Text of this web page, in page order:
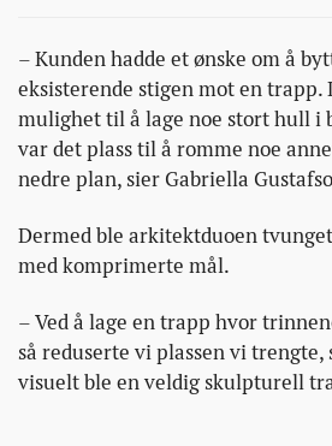
– Kunden hadde et ønske om å
eksisterende stigen mot en trapp.
mulighet til å lage noe stort hull i
var det plass til å romme noe
nedre plan, sier Gabriella
Dermed ble arkitektduoen
med komprimerte mål.
– Ved å lage en trapp hvor
så reduserte vi plassen vi trengte,
visuelt ble en veldig skulpturell